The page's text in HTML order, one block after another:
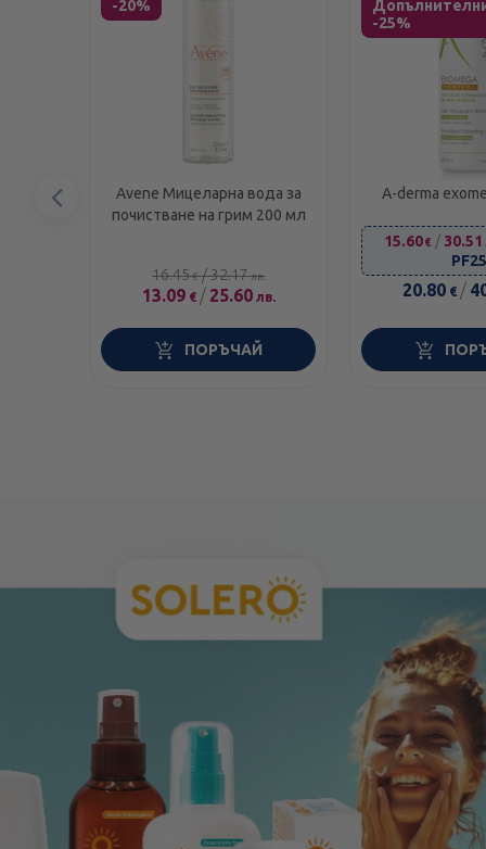
-20%
Avene Мицеларна вода за
почистване на грим 200 мл
16.45€ /32.17лв.
13.09€ / 25.60лв.
ПОРЪЧАЙ
-25%
A-derma
15.60€ / 30.51
PF25
20.80€ /
Предишен